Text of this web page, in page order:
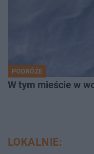
PODRÓŻE
W tym mieście w
LOKALNIE: